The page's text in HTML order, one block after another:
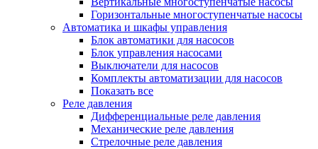
Горизонтальные многоступенчатые насосы
Автоматика и шкафы управления
Блок автоматики для насосов
Блок управления насосами
Выключатели для насосов
Комплекты автоматизации для насосов
Показать все
Реле давления
Дифференциальные реле давления
Механические реле давления
Стрелочные реле давления